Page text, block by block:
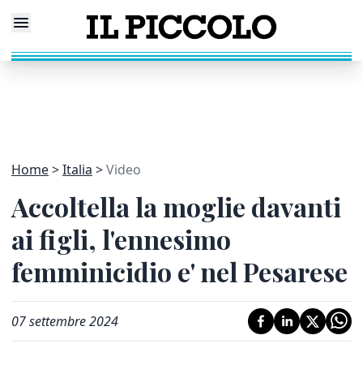
Home Italia Video
Accoltella la moglie davanti
ai figli, l'ennesimo
femminicidio e' nel Pesarese
07 settembre 2024